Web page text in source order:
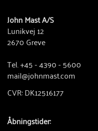
John Mast A/S
Lunikvej 12
2670 Greve
Tel. +45 - 4390 - 5600
mail@johnmast.com
CVR: DK12516177
Åbningstider: